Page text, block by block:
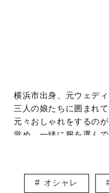
横浜市出身、元ウェデ
三人の娘たちに囲まれ
元々おしゃれをするの
覚め、一緒に服を選ん
イベントを考え、全力
やりたいことがたくさ
オシャレ